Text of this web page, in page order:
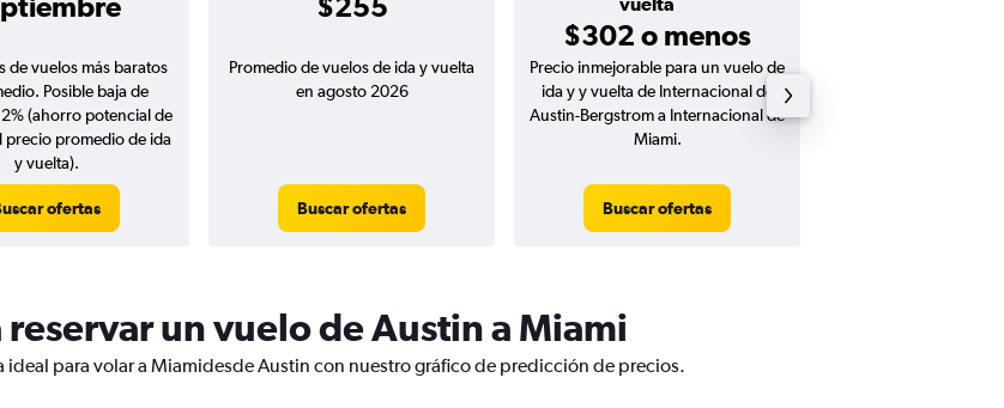
$302 o menos
de vuelos más baratos
Posible baja de
(ahorro potencial de
precio promedio de ida
y vuelta).
ofertas
Promedio de vuelos de ida y vuelta
en agosto 2026
Buscar ofertas
Precio inmejorable para un vuelo de
ida y y vuelta de Internacional de
Austin-Bergstrom a Internacional de
Miami.
Buscar ofertas
un vuelo de Austin a Miami
ideal para volar a Miamidesde Austin con nuestro gráfico de predicción de precios.